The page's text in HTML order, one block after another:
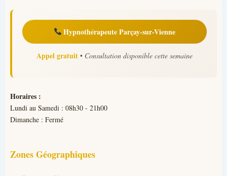
Hypnothérapeute Parçay-sur-Vienne
Appel gratuit • Consultation disponible cette semaine
Horaires :
Lundi au Samedi : 08h30 - 21h00
Dimanche : Fermé
Zones Géographiques